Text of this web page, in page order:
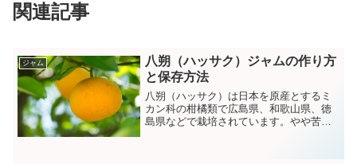
関連記事
ジャム
八朔（ハッサク）ジャムの作り方
と保存方法
八朔（ハッサク）は日本を原産とするミ
カン科の柑橘類で広島県、和歌山県、徳
島県などで栽培されています。やや苦み